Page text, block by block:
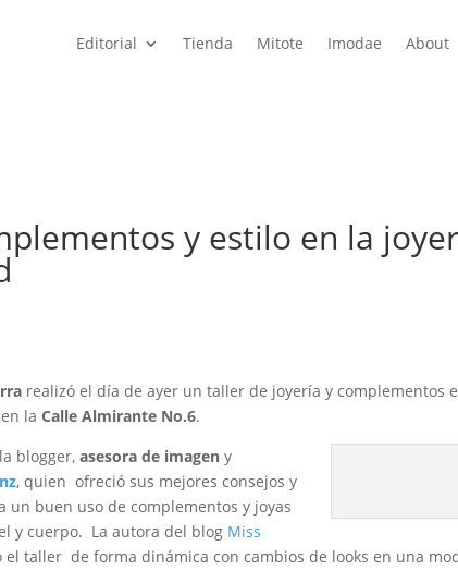
Editorial Tienda Mitote Imodae About
y estilo en la
realizó el día de ayer un taller de joyería y complementos
en laCalle Almirante No.6.
blogger,asesora de imagen y
, quien ofreció sus mejores consejos y
un buen uso de complementos y joyas
y cuerpo. La autora del blog Miss
el taller de forma dinámica con cambios de looks en una